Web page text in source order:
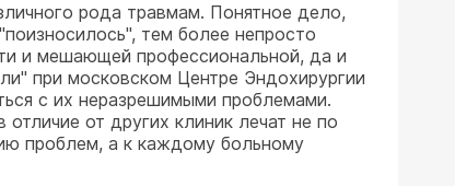
рода травмам. Понятное дело,
тем более непросто
и мешающей профессиональной, да и
при московском Центре Эндохирургии
с их неразрешимыми проблемами.
от других клиник лечат не по
проблем, а к каждому больному